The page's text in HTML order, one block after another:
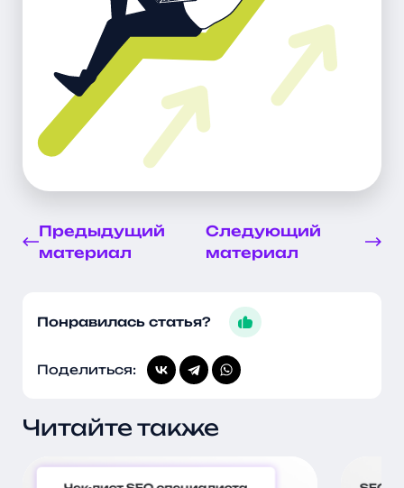
Предыдущий
материал
Следующий
материал
Понравилась статья?
Поделиться:
Читайте также